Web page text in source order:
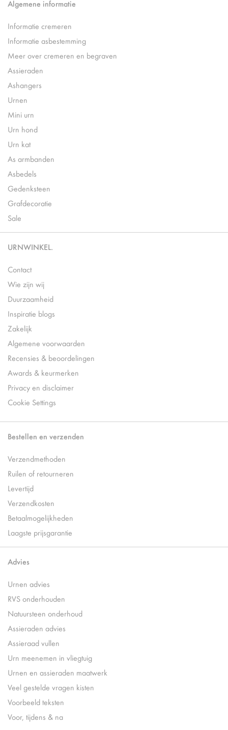
Algemene informatie
Informatie cremeren
Informatie asbestemming
Meer over cremeren en begraven
Assieraden
Ashangers
Urnen
Mini urn
Urn hond
Urn kat
As armbanden
Asbedels
Gedenksteen
Grafdecoratie
Sale
URNWINKEL.
Contact
Wie zijn wij
Duurzaamheid
Inspiratie blogs
Zakelijk
Algemene voorwaarden
Recensies & beoordelingen
Awards & keurmerken
Privacy en disclaimer
Cookie Settings
Bestellen en verzenden
Verzendmethoden
Ruilen of retourneren
Levertijd
Verzendkosten
Betaalmogelijkheden
Laagste prijsgarantie
Advies
Urnen advies
RVS onderhouden
Natuursteen onderhoud
Assieraden advies
Assieraad vullen
Urn meenemen in vliegtuig
Urnen en assieraden maatwerk
Veel gestelde vragen kisten
Voorbeeld teksten
Voor, tijdens & na